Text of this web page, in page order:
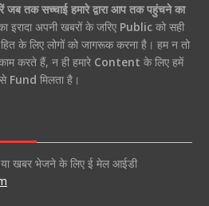
तक सच्चाई हमारे द्वारा आप तक पहुंचने का
इरादा अपनी खबरों के जरिए Publicको सही
के लिए लोगों को जागरूक करना है। हम न तो
करते हैं, न ही हमारे Content के लिए हमें
Fund मिलता है।
खबर भेजने के लिए ई मेल आईडी